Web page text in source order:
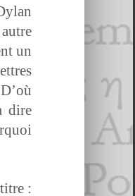
un
dire
: